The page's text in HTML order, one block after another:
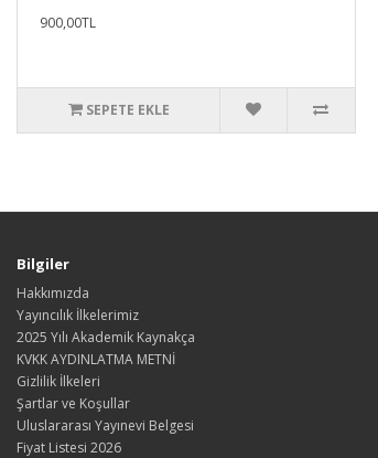
900,00TL
SEPETE EKLE
Bilgiler
Hakkımızda
Yayıncılık İlkelerimiz
2025 Yılı Akademik Kaynakça
KVKK AYDINLATMA METNİ
Gizlilik İlkeleri
Şartlar ve Koşullar
Uluslararası Yayınevi Belgesi
Fiyat Listesi 2026